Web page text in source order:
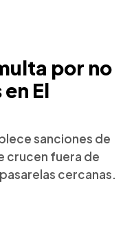
por no
El
sanciones de
crucen fuera de
cercanas.